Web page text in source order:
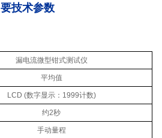
要技术参数
漏电流微型钳式测试仪
平均值
LCD (数字显示： 1999计数)
约2秒
手动量程